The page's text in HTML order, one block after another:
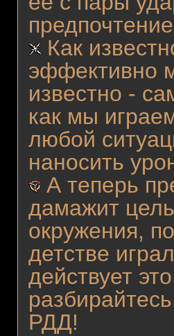
Как
эффективно
известно -
как мы
любой
наносить
А теперь
дамажит
окружения,
детстве
действует
РДД!